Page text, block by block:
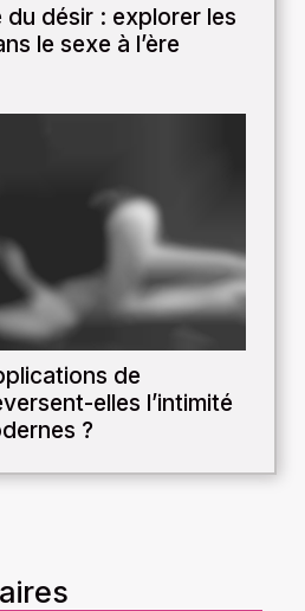
du désir : explorer les
le sexe à l’ère
de
elles l’intimité
?